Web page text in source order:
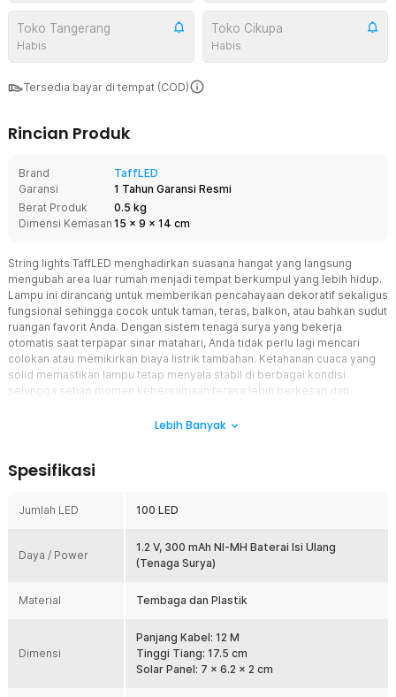
Toko Tangerang
Habis
Toko Cikupa
Habis
Tersedia bayar di tempat (COD)
Rincian Produk
Brand
TaffLED
Garansi
1 Tahun Garansi Resmi
Berat Produk
0.5 kg
Dimensi Kemasan 15 x 9 x 14 cm
String lights TaffLED menghadirkan suasana hangat yang langsung
mengubah area luar rumah menjadi tempat berkumpul yang lebih hidup.
Lampu ini dirancang untuk memberikan pencahayaan dekoratif sekaligus
fungsional sehingga cocok untuk taman, teras, balkon, atau bahkan sudut
ruangan favorit Anda. Dengan sistem tenaga surya yang bekerja
otomatis saat terpapar sinar matahari, Anda tidak perlu lagi mencari
colokan atau memikirkan biaya listrik tambahan. Ketahanan cuaca yang
solid memastikan lampu tetap menyala stabil di berbagai kondisi
sehingga setiap momen kebersamaan terasa lebih berkesan dan
Praktis dan Hemat Listrik
energi yang digunakan untuk menyalakan lampu secara otomatis
mandiri dengan efisien. Hemat energi dan hemat biaya, solusi ini
ideal bagi Anda yang ingin dekorasi cantik tanpa tambahan beban
Flexible Glow
memasang string lights di berbagai lokasi sesuai kebutuhan
dekorasi. Baik untuk kamar, taman, teras, atau balkon, pencahayaan
yang dihasilkan mampu menciptakan atmosfer yang lebih cerah dan
Lebih Banyak
Spesifikasi
Jumlah LED 100 LED
Daya / Power
1.2 V, 300 mAh NI-MH Baterai Isi Ulang
(Tenaga Surya)
Material Tembaga dan Plastik
Dimensi
Panjang Kabel: 12 M
Tinggi Tiang: 17.5 cm
Solar Panel: 7 x 6.2 x 2 cm